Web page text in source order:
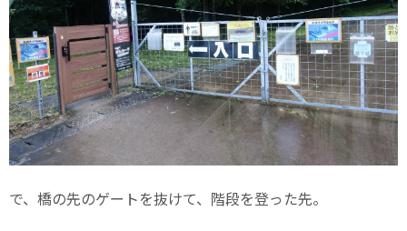
で、橋の先のゲートを抜けて、階段を登った先。